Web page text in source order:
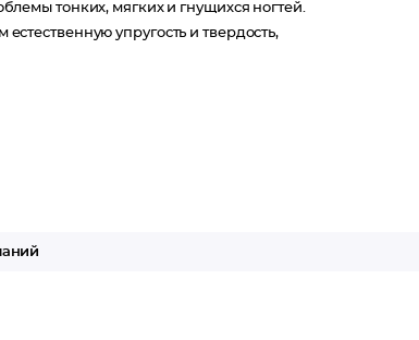
тонких, мягких и гнущихся ногтей.
упругость и твердость,